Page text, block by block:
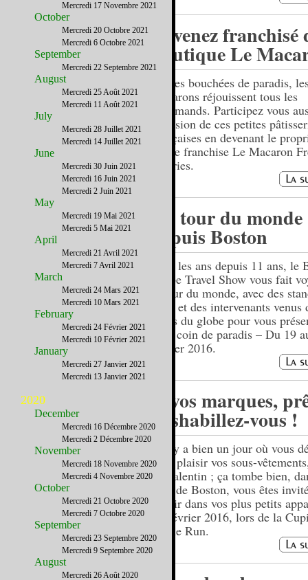
Devenez
boutique Le
Petites bouchées de paradis,
macarons réjouissent tous les
gourmands. Participez vous
diffusion de ces petites
françaises en devenant le
d’une franchise Le Macaron
Pastries.
Un tour du monde
depuis Boston
Tous les ans depuis 11 ans, le
Globe Travel Show vous fait
autour du monde, avec des
expo et des intervenants venus
coins du globe pour vous
petit coin de paradis – Du 19
février 2016.
A vos marques,
déshabillez-vous !
S’il y a bien un jour où vous
avec plaisir vos sous-
St Valentin ; ça tombe bien,
rues de Boston, vous êtes
courir dans vos plus petits
20 février 2016, lors de la
Undie Run.
Mercredi 17 Novembre 2021
October
Mercredi 20 Octobre 2021
Mercredi 6 Octobre 2021
September
Mercredi 22 Septembre 2021
August
Mercredi 25 Août 2021
Mercredi 11 Août 2021
July
Mercredi 28 Juillet 2021
Mercredi 14 Juillet 2021
June
Mercredi 30 Juin 2021
Mercredi 16 Juin 2021
Mercredi 2 Juin 2021
May
Mercredi 19 Mai 2021
Mercredi 5 Mai 2021
April
Mercredi 21 Avril 2021
Mercredi 7 Avril 2021
March
Mercredi 24 Mars 2021
Mercredi 10 Mars 2021
February
Mercredi 24 Février 2021
Mercredi 10 Février 2021
January
Mercredi 27 Janvier 2021
Mercredi 13 Janvier 2021
2020
December
Mercredi 16 Décembre 2020
Mercredi 2 Décembre 2020
November
Mercredi 18 Novembre 2020
Mercredi 4 Novembre 2020
October
Mercredi 21 Octobre 2020
Mercredi 7 Octobre 2020
September
Mercredi 23 Septembre 2020
Mercredi 9 Septembre 2020
August
Mercredi 26 Août 2020